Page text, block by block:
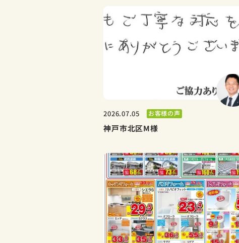
2026.07.05 お客様の声
神戸市北区M様